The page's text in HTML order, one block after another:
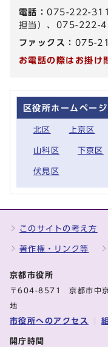
電話：075-222-
担当）、075-222-
ファックス： 075-
お電話の際はお掛け
区役所ホームページ
北区 上京区
山科区 下京区
伏見区
このサイトの考え方
著作権・リンク等
京都市役所
〒604-8571 京都市中京
地
市役所へのアクセス
開庁時間